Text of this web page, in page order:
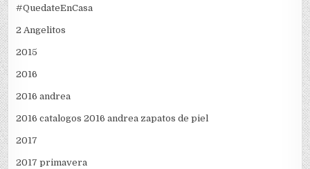
#QuedateEnCasa
2 Angelitos
2015
2016
2016 andrea
2016 catalogos 2016 andrea zapatos de piel
2017
2017 primavera